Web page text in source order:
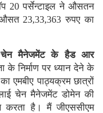
20 पर्सेन्टाइल ने औसतन
23,33,363 रुपए का
चेन मैनेजमेंट के हैड आर
के निर्माण पर ध्यान देने के
एमबीए पाठ्यक्रम छात्रों
चेन मैनेजमेंट डोमेन की
करता है। मैं जीएससीएम